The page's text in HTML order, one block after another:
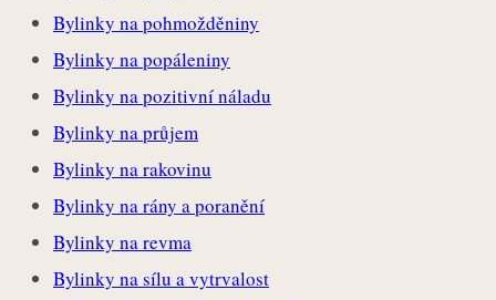
Bylinky na pohmožděniny
Bylinky na popáleniny
Bylinky na pozitivní náladu
Bylinky na průjem
Bylinky na rakovinu
Bylinky na rány a poranění
Bylinky na revma
Bylinky na sílu a vytrvalost